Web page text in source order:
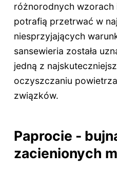
różnorodnych wzorach
potrafią przetrwać w
niesprzyjających
sansewieria została
jedną z
oczyszczaniu
związków.
Paprocie -
zacienionych